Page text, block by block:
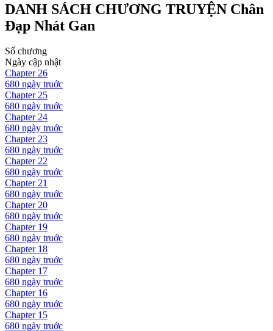
DANH SÁCH CHƯƠNG TRUYỆN Chân
Đạp Nhát Gan
Số chương
Ngày cập nhật
Chapter26
680 ngày truớc
Chapter25
680 ngày truớc
Chapter24
680 ngày truớc
Chapter23
680 ngày truớc
Chapter22
680 ngày truớc
Chapter21
680 ngày truớc
Chapter20
680 ngày truớc
Chapter 19
680 ngày truớc
Chapter 18
680 ngày truớc
Chapter 17
680 ngày truớc
Chapter 16
680 ngày truớc
Chapter 15
680 ngày truớc